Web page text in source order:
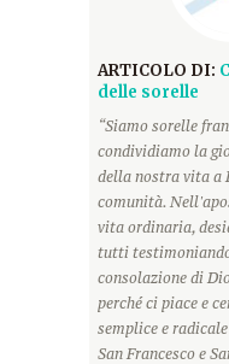
ARTICOLO DI:
delle sorelle
“Siamo sorelle
condividiamo la
della nostra vita a
comunità.
vita ordinaria,
tutti
consolazione di
perché ci piace e
semplice e
San Francesco e